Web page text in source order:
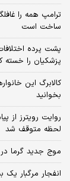
ترامپ همه را
ساخت است
پشت پرده
پزشکیان را خسته
کالابرگ این
بخوانید
روایت رویترز از
لحظه متوقف شد
موج جدید گرما
انفجار مرگبار یک بمب در لبنان/ ۲